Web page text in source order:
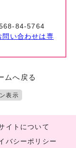
84-5764
い合わせは専
ムへ戻る
表示
イトについて
バシーポリシー